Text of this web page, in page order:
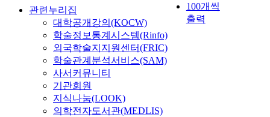
100개씩
출력
관련누리집
대학공개강의(KOCW)
학술정보통계시스템(Rinfo)
외국학술지지원센터(FRIC)
학술관계분석서비스(SAM)
사서커뮤니티
기관회원
지식나눔(LOOK)
의학전자도서관(MEDLIS)